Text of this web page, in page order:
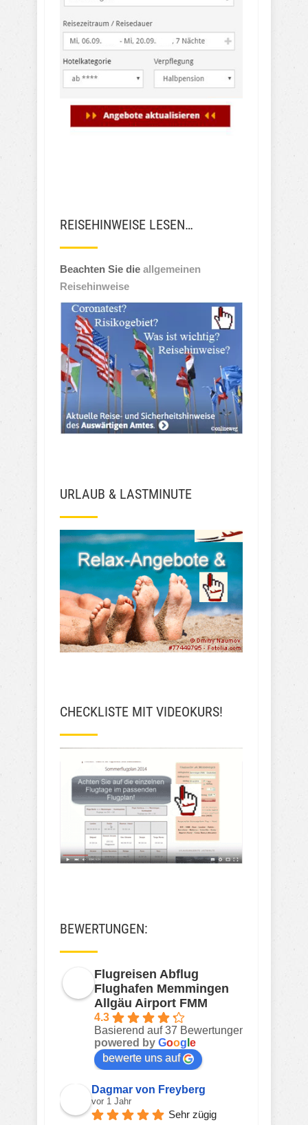
REISEHINWEISE LESEN…
Beachten Sie die allgemeinen
Reisehinweise
URLAUB & LASTMINUTE
CHECKLISTE MIT VIDEOKURS!
BEWERTUNGEN:
Flugreisen Abflug
Flughafen Memmingen
Allgäu Airport FMM
4.3
Basierend auf 37 Bewertungen
powered by Goog e
bewerte uns auf
Dagmar von Freyberg
vor 1 Jahr
Sehr zügig